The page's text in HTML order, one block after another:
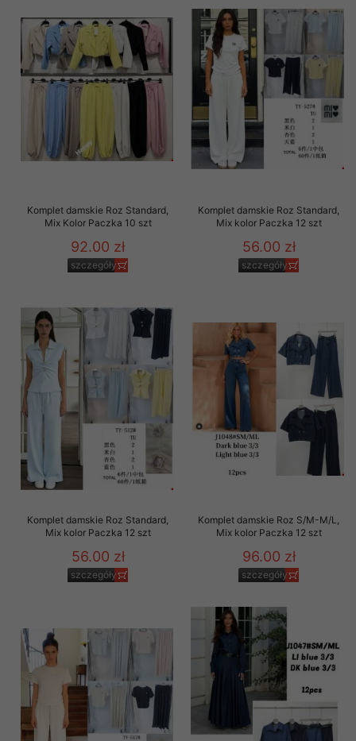
Komplet damskie Roz Standard,
Mix Kolor Paczka 10 szt
92.00 zł
szczegóły
Komplet damskie Roz Standard,
Mix kolor Paczka 12 szt
56.00 zł
szczegóły
Komplet damskie Roz Standard,
Mix kolor Paczka 12 szt
56.00 zł
szczegóły
Komplet damskie Roz S/M-M/L,
Mix kolor Paczka 12 szt
96.00 zł
szczegóły